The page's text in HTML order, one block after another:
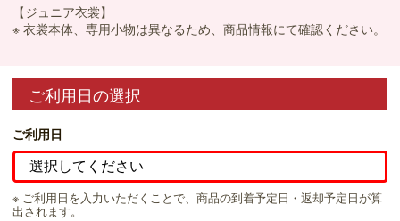
【ジュニア衣裳】
※ 衣裳本体、専用小物は異なるため、商品情報にて確認ください。
ご利用日の選択
ご利用日
※ ご利用日を入力いただくことで、商品の到着予定日・返却予定日が算
出されます。